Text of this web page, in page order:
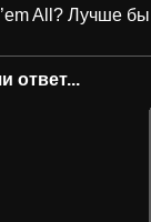
All? Лучше
ответ...